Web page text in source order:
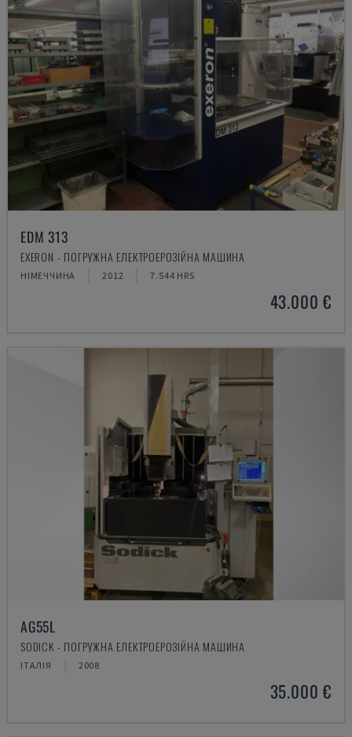
EDM 313
EXERON - ПОГРУЖНА ЕЛЕКТРОЕРОЗІЙНА МАШИНА
НІМЕЧЧИНА 2012 7.544 HRS
43.000 €
AG55L
SODICK - ПОГРУЖНА ЕЛЕКТРОЕРОЗІЙНА МАШИНА
ІТАЛІЯ 2008
35.000 €